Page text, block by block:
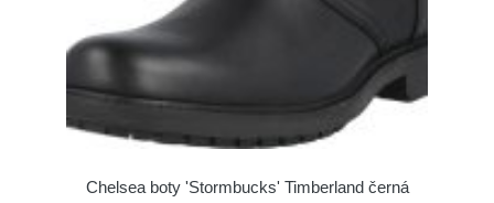
Chelsea boty 'Stormbucks' Timberland černá